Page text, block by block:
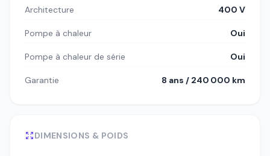
Architecture 400 V
Pompe à chaleur Oui
Pompe à chaleur de série Oui
Garantie 8 ans / 240 000 km
DIMENSIONS & POIDS